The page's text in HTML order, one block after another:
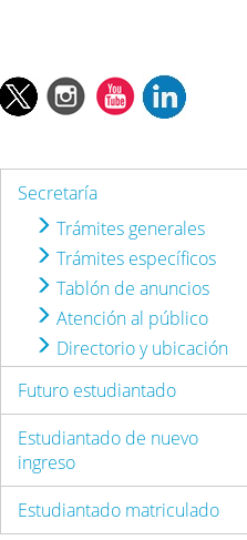
Secretaría
Trámites generales
Trámites específicos
Tablón de anuncios
Atención al público
Directorio y ubicación
Futuro estudiantado
Estudiantado de nuevo
ingreso
Estudiantado matriculado